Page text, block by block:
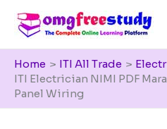
content
Home ITI All Trade
ITI Electrician NIMI PDF
Panel Wiring